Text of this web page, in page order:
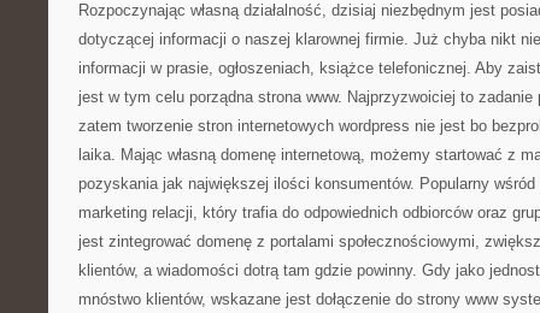
Rozpoczynając własną działalność, dzisiaj niezbędnym jest
dotyczącej informacji o naszej klarownej firmie. Już chyba nikt
informacji w prasie, ogłoszeniach, książce telefonicznej. Aby
jest w tym celu porządna strona www. Najprzyzwoiciej to
zatem tworzenie stron internetowych wordpress nie jest bo
laika. Mając własną domenę internetową, możemy startować z
pozyskania jak największej ilości konsumentów. Popularny wśród
marketing relacji, który trafia do odpowiednich odbiorców oraz
jest zintegrować domenę z portalami społecznościowymi,
klientów, a wiadomości dotrą tam gdzie powinny. Gdy jako
mnóstwo klientów, wskazane jest dołączenie do strony www